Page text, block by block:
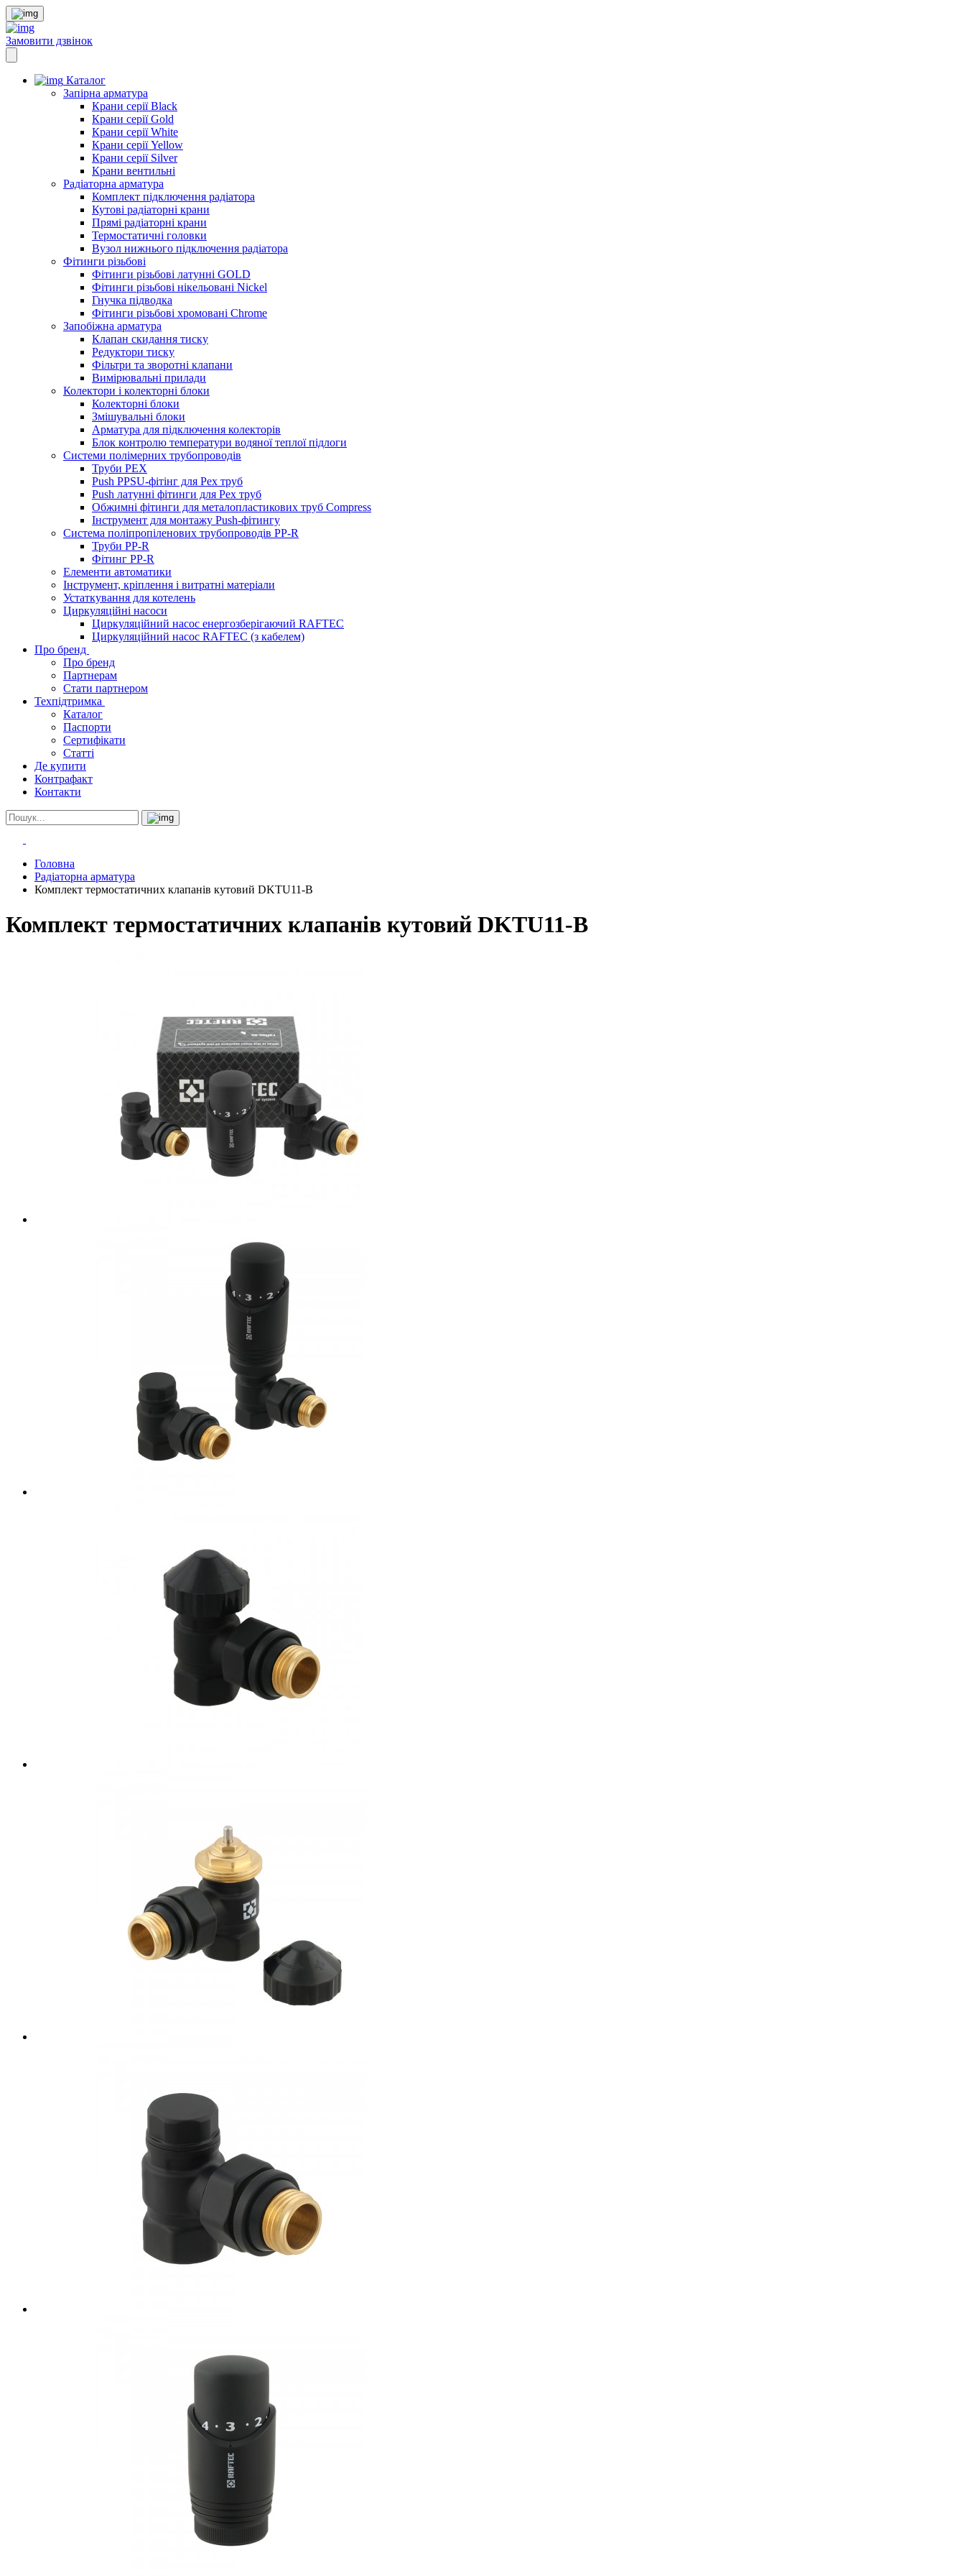
Замовити дзвінок
Каталог
Запірна арматура
Крани серії Black
Крани серії Gold
Крани серії White
Крани серії Yellow
Крани серії Silver
Крани вентильні
Радіаторна арматура
Комплект підключення радіатора
Кутові радіаторні крани
Прямі радіаторні крани
Термостатичні головки
Вузол нижнього підключення радіатора
Фітинги різьбові
Фітинги різьбові латунні GOLD
Фітинги різьбові нікельовані Nickel
Гнучка підводка
Фітинги різьбові хромовані Chrome
Запобіжна арматура
Клапан скидання тиску
Редуктори тиску
Фільтри та зворотні клапани
Вимірювальні прилади
Колектори і колекторні блоки
Колекторні блоки
Змішувальні блоки
Арматура для підключення колекторів
Блок контролю температури водяної теплої підлоги
Системи полімерних трубопроводів
Труби PEX
Push PPSU-фітінг для Pex труб
Push латунні фітинги для Pex труб
Обжимні фітинги для металопластикових труб Compress
Інструмент для монтажу Push-фітингу
Система поліпропіленових трубопроводів PP-R
Труби PP-R
Фітинг PP-R
Елементи автоматики
Інструмент, кріплення і витратні матеріали
Устаткування для котелень
Циркуляційні насоси
Циркуляційний насос енергозберігаючий RAFTEC
Циркуляційний насос RAFTEC (з кабелем)
Про бренд
Про бренд
Партнерам
Стати партнером
Техпідтримка
Каталог
Паспорти
Сертифікати
Статті
Де купити
Контрафакт
Контакти
Головна
Радіаторна арматура
Комплект термостатичних клапанів кутовий DKTU11-B
Комплект термостатичних клапанів кутовий DKTU11-B